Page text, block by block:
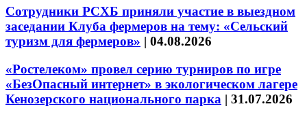
Сотрудники РСХБ приняли участие в выездном
заседании Клуба фермеров на тему: «Сельский
туризм для фермеров» | 04.08.2026
«Ростелеком» провел серию турниров по игре
«БезОпасный интернет» в экологическом лагере
Кенозерского национального парка | 31.07.2026